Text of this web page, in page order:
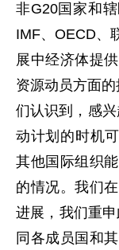
非G20国家和
IMF、OECD、
展中经济体提
资源动员方面
们认识到，感
动计划的时机
其他国际组织
的情况。我们
进展，我们重
同各成员国和